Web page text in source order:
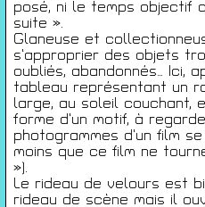
posé, ni le temps objectif
suite ».
Glaneuse et
s’approprier des objets
oubliés, abandonnés… Ici,
tableau représentant un
large, au soleil couchant,
forme d’un motif, à
photogrammes d’un film
moins que ce film ne
»).
Le rideau de velours est
rideau de scène mais il
À propos
Infos pratiques
Carte de membres
S'inscrire à la Newsletter
Mentions légales
Politique de confidentialité
Conditions générales de
Gérer les cookies